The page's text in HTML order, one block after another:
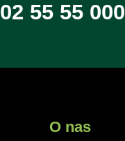
02 55 55 000
O nas